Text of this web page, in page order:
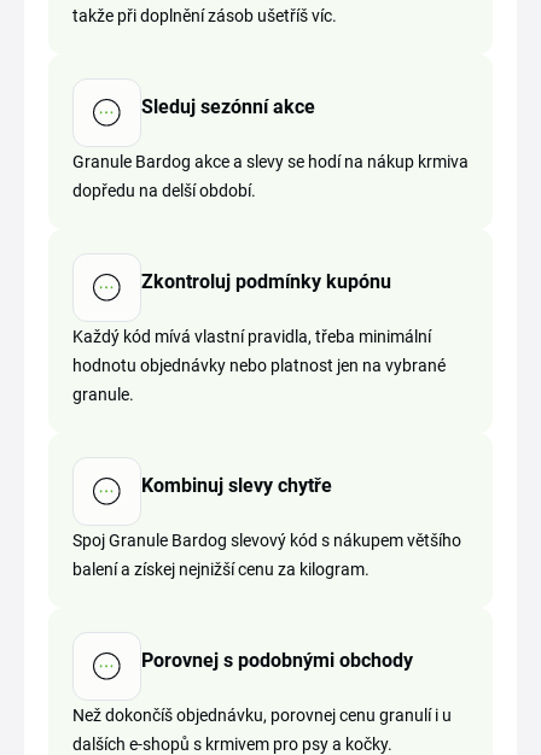
takže při doplnění zásob ušetříš víc.
Sleduj sezónní akce
Granule Bardog akce a slevy se hodí na nákup krmiva
dopředu na delší období.
Zkontroluj podmínky kupónu
Každý kód mívá vlastní pravidla, třeba minimální
hodnotu objednávky nebo platnost jen na vybrané
granule.
Kombinuj slevy chytře
Spoj Granule Bardog slevový kód s nákupem většího
balení a získej nejnižší cenu za kilogram.
Porovnej s podobnými obchody
Než dokončíš objednávku, porovnej cenu granulí i u
dalších e-shopů s krmivem pro psy a kočky.